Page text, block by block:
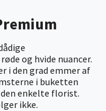
og hvide nuancer.
i den grad emmer af
i buketten
enkelte florist.
ikke.